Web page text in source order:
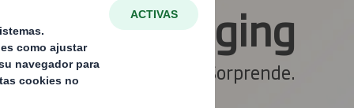
e-Packaging
Envía. Protege. Sorprende.